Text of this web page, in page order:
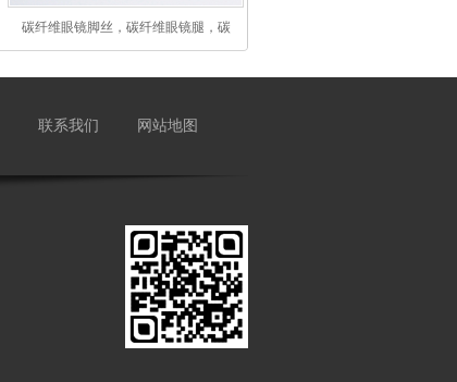
碳纤维眼镜脚丝，碳纤维眼镜腿，碳
联系我们 网站地图